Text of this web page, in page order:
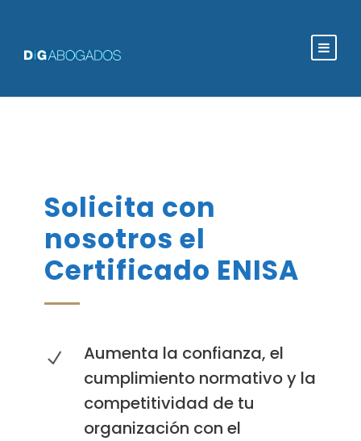
Solicita con
nosotros el
Certificado ENISA
Aumenta la confianza, el
cumplimiento normativo y la
competitividad de tu
organización con el